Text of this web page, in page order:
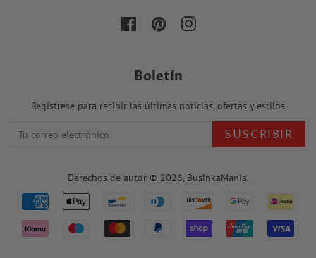
FacebookPinterestInstagram
Boletín
Regístrese para recibir las últimas noticias, ofertas y estilos
SUSCRIBIR
Derechos de autor © 2026, BusinkaMania.
Iconos
de